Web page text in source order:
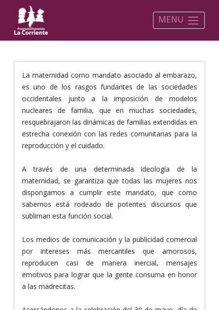
MENU
La maternidad como mandato asociado al embarazo,
es uno de los rasgos fundantes de las sociedades
occidentales junto a la imposición de modelos
nucleares de familia, que en muchas sociedades,
resquebrajaron las dinámicas de familias extendidas en
estrecha conexión con las redes comunitarias para la
reproducción y el cuidado.
A través de una determinada ideología de la
maternidad, se garantiza que todas las mujeres nos
dispongamos a cumplir este mandato, que como
sabemos está rodeado de potentes discursos que
subliman esta función social.
Los medios de comunicación y la publicidad comercial
por intereses más mercantiles que amorosos,
reproducen casi de manera inercial, mensajes
emotivos para lograr que la gente consuma en honor
a las madrecitas.